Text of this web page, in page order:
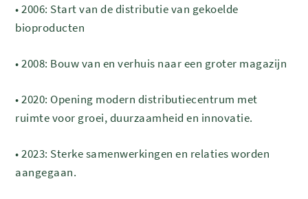
• 2006: Start van de distributie van gekoelde
bioproducten
• 2008: Bouw van en verhuis naar een groter magazijn
• 2020: Opening modern distributiecentrum met
ruimte voor groei, duurzaamheid en innovatie.
• 2023: Sterke samenwerkingen en relaties worden
aangegaan.